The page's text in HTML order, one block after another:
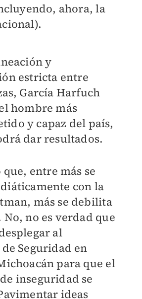
ahora, la
y
estricta entre
García Harfuch
hombre más
y capaz del país,
dar resultados.
entre más se
con la
más se debilita
no es verdad que
al
Seguridad en
para que el
inseguridad se
ideas